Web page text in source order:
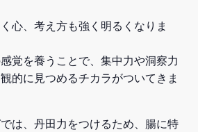
心、考え方も強く明るくなりま
覚を養うことで、集中力や洞察力
的に見つめるチカラがついてきま
は、丹田力をつけるため、腸に特